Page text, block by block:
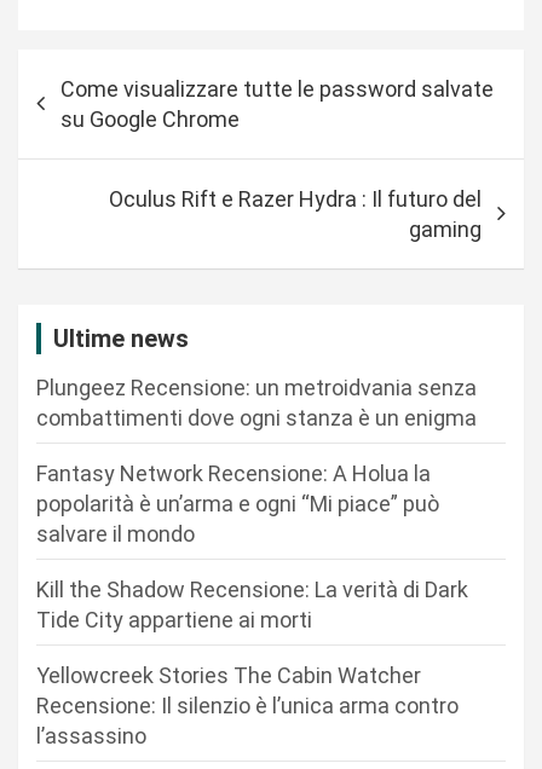
a
Come visualizzare tutte le password salvate
su Google Chrome
Oculus Rift e Razer Hydra : Il futuro del
gaming
Ultime news
Plungeez Recensione: un metroidvania senza
combattimenti dove ogni stanza è un enigma
Fantasy Network Recensione: A Holua la
popolarità è un’arma e ogni “Mi piace” può
salvare il mondo
Kill the Shadow Recensione: La verità di Dark
Tide City appartiene ai morti
Yellowcreek Stories The Cabin Watcher
Recensione: Il silenzio è l’unica arma contro
l’assassino